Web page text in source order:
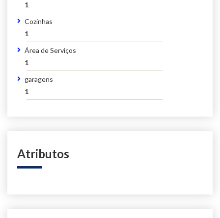
1
Cozinhas
1
Área de Serviços
1
garagens
1
Atributos